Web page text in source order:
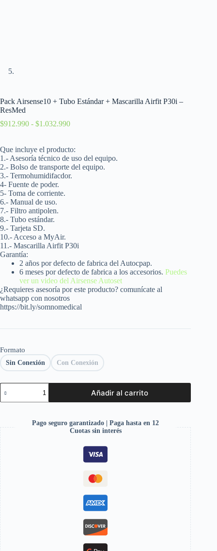
Pack Airsense10 + Tubo Estándar + Mascarilla Airfit P30i –
ResMed
$912.990 - $1.032.990
Que incluye el producto:
1.- Asesoría técnico de uso del equipo.
2.- Bolso de transporte del equipo.
3.- Termohumidifacdor.
4- Fuente de poder.
5- Toma de corriente.
6.- Manual de uso.
7.- Filtro antipolen.
8.- Tubo estándar.
9.- Tarjeta SD.
10.- Acceso a MyAir.
11.- Mascarilla Airfit P30i
Garantía:
2 años por defecto de fabrica del Autocpap.
6 meses por defecto de fabrica a los accesorios. Puedes
ver un video del Airsense Autoset
¿Requieres asesoría por este producto? comunícate al
whatsapp con nosotros
https://bit.ly/somnomedical
Formato
Sin Conexión Con Conexión
Añadir al carrito
Pago seguro garantizado | Paga hasta en 12
Cuotas sin interés